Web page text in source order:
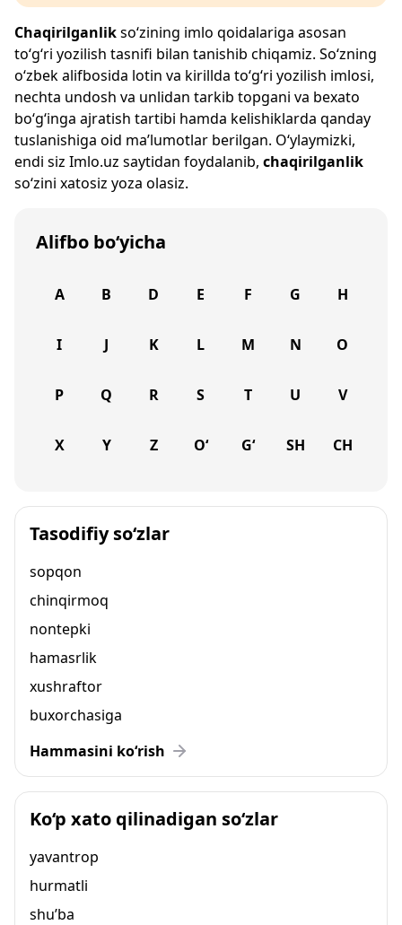
Chaqirilganlikso‘zining imlo qoidalariga asosan
to‘g‘ri yozilish tasnifi bilan tanishib chiqamiz. So‘zning
o‘zbek alifbosida lotin va kirillda to‘g‘ri yozilish imlosi,
nechta undosh va unlidan tarkib topgani va bexato
bo‘g‘inga ajratish tartibi hamda kelishiklarda qanday
tuslanishiga oid ma’lumotlar berilgan. O‘ylaymizki,
endi siz Imlo.uz saytidan foydalanib, chaqirilganlik
so‘zini xatosiz yoza olasiz.
Alifbo bo‘yicha
A B D E F G H
I J K L M N O
P Q R S T U V
X Y Z O‘ G‘ SH CH
Tasodifiy so‘zlar
sopqon
chinqirmoq
nontepki
hamasrlik
xushraftor
buxorchasiga
Hammasini ko‘rish
Ko‘p xato qilinadigan so‘zlar
yavantrop
hurmatli
shu’ba